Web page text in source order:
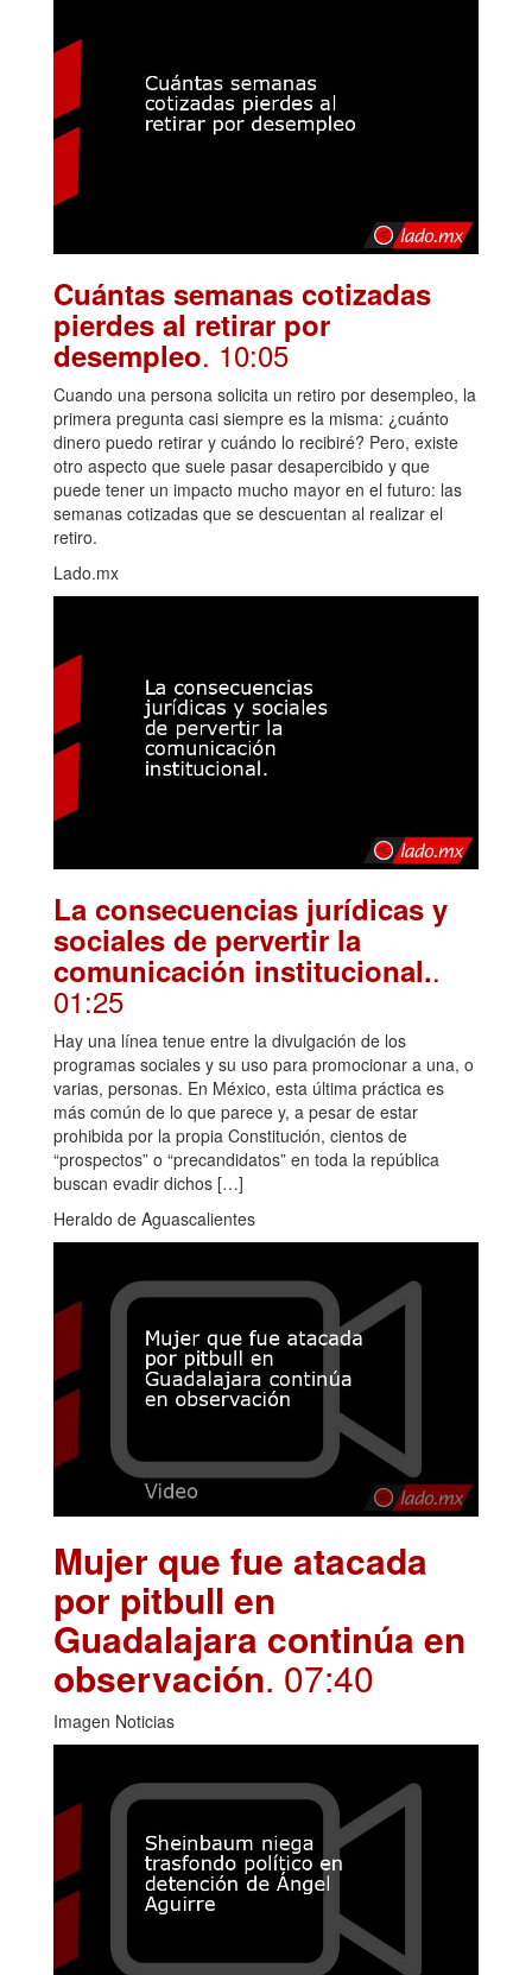
Cuántas semanas cotizadas
pierdes al retirar por
desempleo. 10:05
Cuando una persona solicita un retiro por desempleo, la
primera pregunta casi siempre es la misma: ¿cuánto
dinero puedo retirar y cuándo lo recibiré? Pero, existe
otro aspecto que suele pasar desapercibido y que
puede tener un impacto mucho mayor en el futuro: las
semanas cotizadas que se descuentan al realizar el
retiro.
Lado.mx
La consecuencias jurídicas y
sociales de pervertir la
comunicación institucional..
01:25
Hay una línea tenue entre la divulgación de los
programas sociales y su uso para promocionar a una, o
varias, personas. En México, esta última práctica es
más común de lo que parece y, a pesar de estar
prohibida por la propia Constitución, cientos de
“prospectos” o “precandidatos” en toda la república
buscan evadir dichos […]
Heraldo de Aguascalientes
Mujer que fue atacada
por pitbull en
Guadalajara continúa en
observación. 07:40
Imagen Noticias